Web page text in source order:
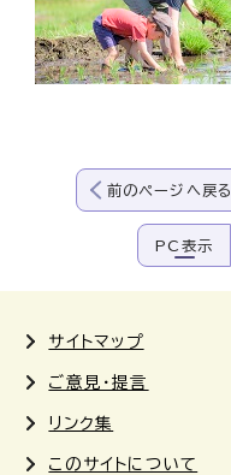
前のページへ戻る
PC表示
サイトマップ
ご意見・提言
リンク集
このサイトについて